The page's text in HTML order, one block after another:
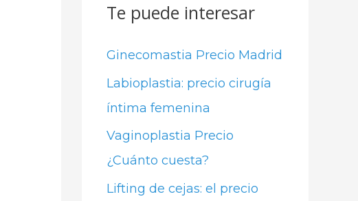
Te puede interesar
Ginecomastia Precio Madrid
Labioplastia: precio cirugía
íntima femenina
Vaginoplastia Precio
¿Cuánto cuesta?
Lifting de cejas: el precio